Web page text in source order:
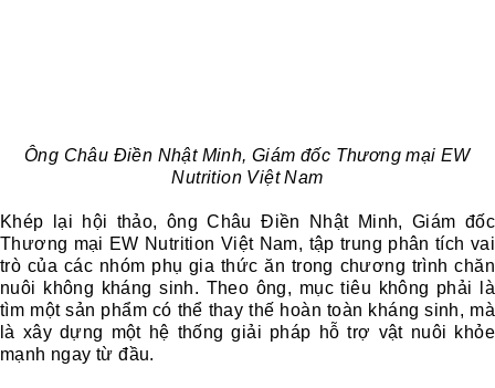
Ông Châu Điền Nhật Minh, Giám đốc Thương mại EW
Nutrition Việt Nam
Khép lại hội thảo, ông Châu Điền Nhật Minh, Giám đốc
Thương mại EW Nutrition Việt Nam, tập trung phân tích vai
trò của các nhóm phụ gia thức ăn trong chương trình chăn
nuôi không kháng sinh. Theo ông, mục tiêu không phải là
tìm một sản phẩm có thể thay thế hoàn toàn kháng sinh, mà
là xây dựng một hệ thống giải pháp hỗ trợ vật nuôi khỏe
mạnh ngay từ đầu.